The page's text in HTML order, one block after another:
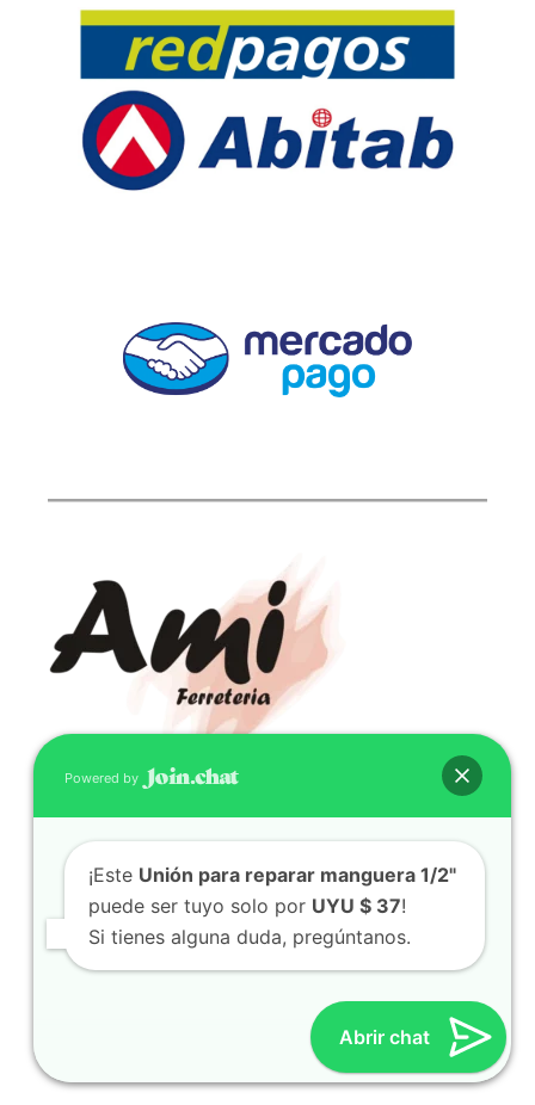
CONTACTO
(598) 099 466 212
correo@ferreami.com.uy
099 466 212
Facebook
Instagram
© 2021 – Ferretería AMI – Canelones, Uruguay | Creado
Viajar, Sudamérica en Auto
Powered by
¡Este Unión para reparar manguera 1/2"
puede ser tuyo solo por UYU $ 37!
Si tienes alguna duda, pregúntanos.
Abrir chat